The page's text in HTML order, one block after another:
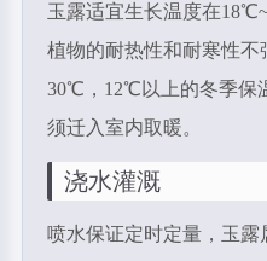
玉露适宜生长温度在
植物的耐热性和耐寒性
30℃，12℃以上的冬季保
须迁入室内取暖。
浇水灌溉
喷水保证定时定量，玉